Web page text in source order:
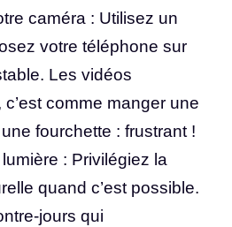
caméra : Utilisez un
votre téléphone sur
Les vidéos
comme manger une
fourchette : frustrant !
: Privilégiez la
quand c’est possible.
jours qui